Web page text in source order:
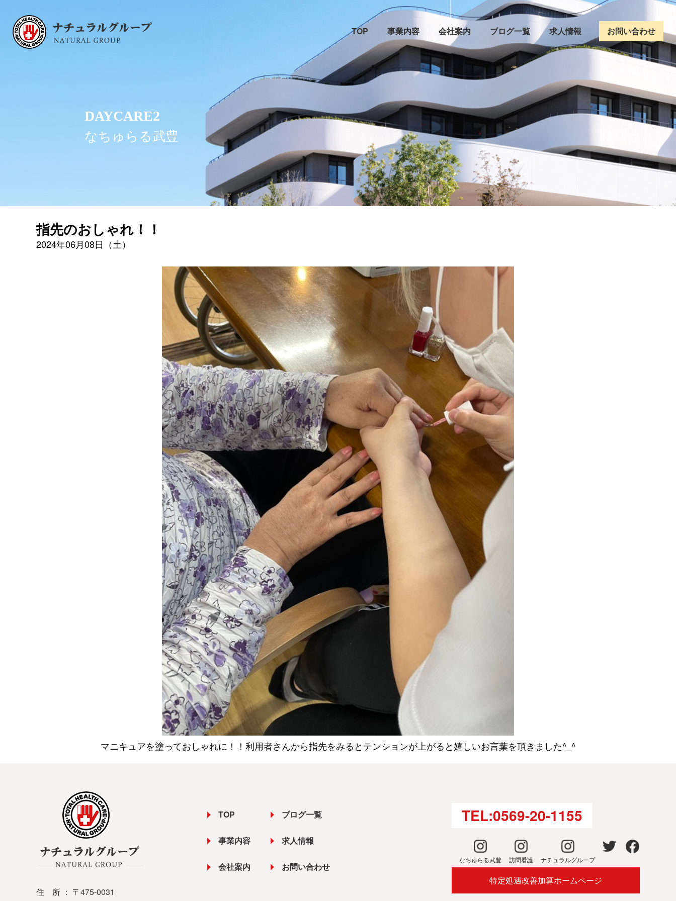
TOP 事業内容 会社案内 ブログ一覧 求人情報 お問い合わせ
DAYCARE2
なちゅらる武豊
指先のおしゃれ！！
2024年06月08日（土）
マニキュアを塗っておしゃれに！！利用者さんから指先をみるとテンションが上がると嬉しいお言葉を頂きました^_^
住 所 ： 〒475-0031
TOP
事業内容
会社案内
ブログ一覧
求人情報
お問い合わせ
TEL:0569-20-1155
なちゅらる武豊 訪問看護 ナチュラルグループ
特定処遇改善加算ホームページ